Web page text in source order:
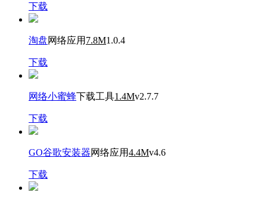
下载
淘盘网络应用 7.8M1.0.4
下载
网络小蜜蜂下载工具1.4Mv2.7.7
下载
GO谷歌安装器网络应用4.4Mv4.6
下载